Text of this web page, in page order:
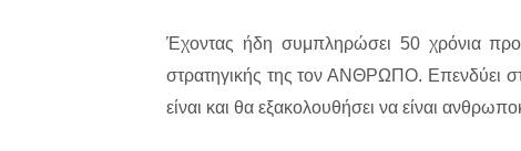
Έχοντας ήδη συμπληρώσει 50 χρόνια
στρατηγικής της τον ΑΝΘΡΩΠΟ. Επενδύει
είναι και θα εξακολουθήσει να είναι